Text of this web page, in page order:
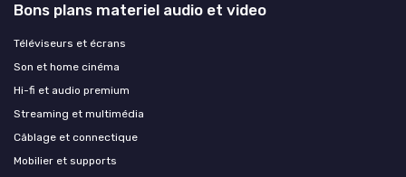
Bons plans materiel audio et video
Téléviseurs et écrans
Son et home cinéma
Hi-fi et audio premium
Streaming et multimédia
Câblage et connectique
Mobilier et supports